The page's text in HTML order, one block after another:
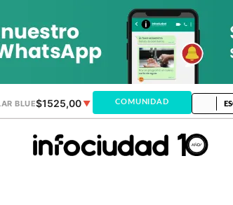
BLUE$1525,00▼ DÓLAR MEP ▲
COMUNIDAD